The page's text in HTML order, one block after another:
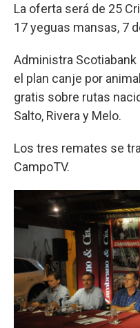
La oferta será de 25
17 yeguas mansas, 7
Administra
el plan canje por
gratis sobre rutas
Salto, Rivera y Melo.
Los tres remates se
CampoTV.